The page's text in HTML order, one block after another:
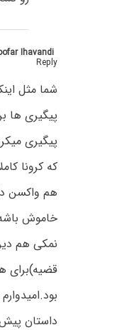
Ihavandi
Reply
شما مثل
پیگیری ها
پیگیری
که کرونا
هم واکسن
خاموش
نمکی هم
قضیه)برای
داستان